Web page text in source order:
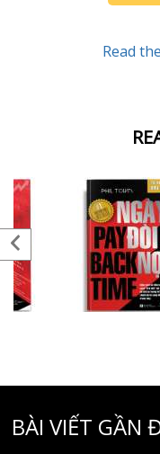
Read
BÀI VIẾT GẦN